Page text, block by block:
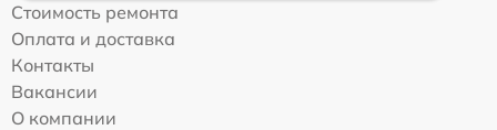
Стоимость ремонта
Оплата и доставка
Контакты
Вакансии
О компании